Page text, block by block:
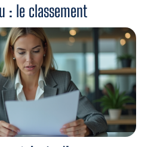
: le classement